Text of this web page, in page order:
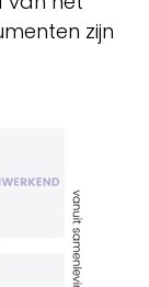
zijn